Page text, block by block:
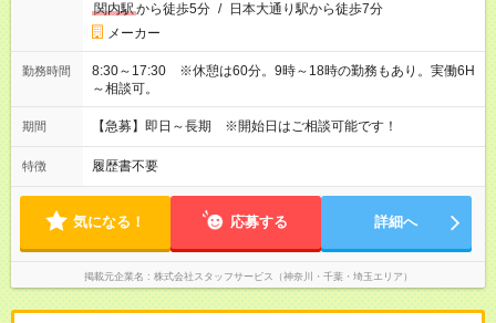
関内駅から徒歩5分 / 日本大通り駅から徒歩7分
メーカー
勤務時間
8:30～17:30 ※休憩は60分。9時～18時の勤務もあり。実働6H
～相談可。
期間 【急募】即日～長期 ※開始日はご相談可能です！
特徴 履歴書不要
気になる！ 応募する 詳細へ
掲載元企業名 株式会社スタッフサービス（神奈川・千葉・埼玉エリア）